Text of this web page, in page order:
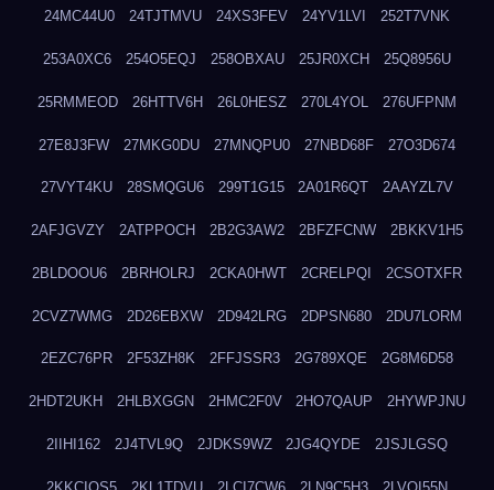
24MC44U0 24TJTMVU 24XS3FEV 24YV1LVI 252T7VNK
253A0XC6 254O5EQJ 258OBXAU 25JR0XCH 25Q8956U
25RMMEOD 26HTTV6H 26L0HESZ 270L4YOL 276UFPNM
27E8J3FW 27MKG0DU 27MNQPU0 27NBD68F 27O3D674
27VYT4KU 28SMQGU6 299T1G15 2A01R6QT 2AAYZL7V
2AFJGVZY 2ATPPOCH 2B2G3AW2 2BFZFCNW 2BKKV1H5
2BLDOOU6 2BRHOLRJ 2CKA0HWT 2CRELPQI 2CSOTXFR
2CVZ7WMG 2D26EBXW 2D942LRG 2DPSN680 2DU7LORM
2EZC76PR 2F53ZH8K 2FFJSSR3 2G789XQE 2G8M6D58
2HDT2UKH 2HLBXGGN 2HMC2F0V 2HO7QAUP 2HYWPJNU
2IIHI162 2J4TVL9Q 2JDKS9WZ 2JG4QYDE 2JSJLGSQ